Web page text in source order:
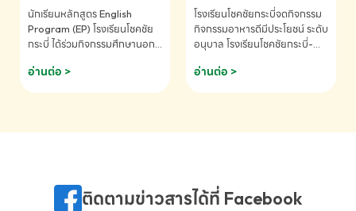
K2(Grop) โรงเรียนโชคชัยกระบี่-
สอบถามข้อมูลเพิ่มเติม โทร.
075-691910
ระดับประถมศึกษา (EP.1-
6)
นักเรียนหลักสูตร English
Program (EP) โรงเรียนโชคชัย
กระบี่ ได้ร่วมกิจกรรมศึกษานอก
ชมภาพยนตร์ Toy Story 5
(Soundtrack)เพื่อเสริมทักษะ
ภาษา ผ่านประสบการณ์การเรียนรู้
075-691910
อ่านต่อ >
โรงเรียนโชคชัยกระบี่จดกิจกรรม
กิจกรรมอาหารดีมีประโยชน์ ระดับ
อนุบาล โรงเรียนโชคชัยกระบี่-
075-691910
อ่านต่อ >
ติดตามข่าวสารได้ที่ Facebook